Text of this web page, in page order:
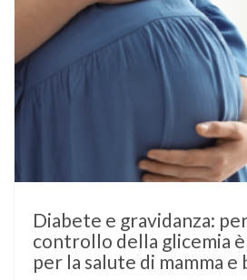
Diabete e gravidanza:
controllo della glicemia
per la salute di mamma e